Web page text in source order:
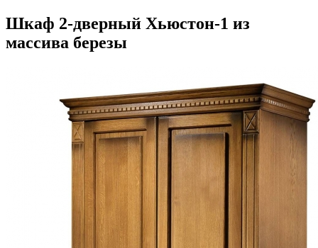
Шкаф 2-дверный Хьюстон-1 из
массива березы